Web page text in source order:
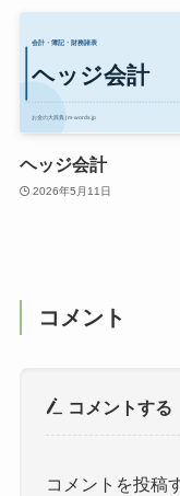
ヘッジ会計
2026年5月11日
コメント
コメントする
コメントを投稿